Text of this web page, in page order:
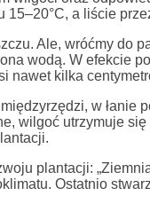
a liście
Ale, wróćmy do
wodą. W efekcie
nawet kilka
w łanie
wilgoć utrzymuje
plantacji:
Ostatnio